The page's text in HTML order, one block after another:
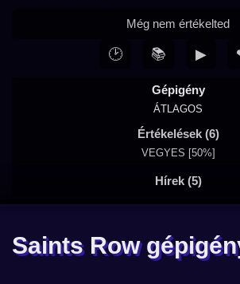
Gépigény
ÁTLAGOS
Értékelések (6)
VEGYES [50%]
Hírek (5)
Még nem értékelted
🕑 📚 ▶
Saints Row